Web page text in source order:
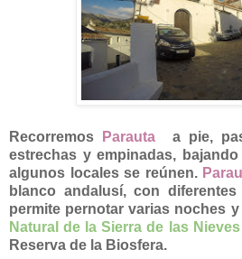
Recorremos Parauta
a pie,
estrechas y empinadas,
algunos locales se reúnen.
blanco andalusí, con
permite pernotar varias noches
Natural de la Sierra de las
Reserva de la Biosfera.